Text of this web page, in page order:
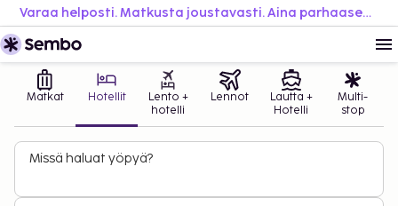
Varaa helposti. Matkusta joustavasti. Aina parhaaseen hintaan.
Matkat Hotellit
Lento +
hotelli
Lennot
Lautta +
Hotelli
Multi-
stop
Missä haluat yöpyä?